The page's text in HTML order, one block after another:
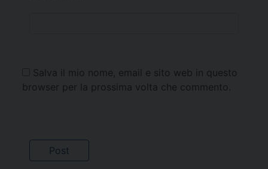
Salva il mio nome, email e sito web in questo
browser per la prossima volta che commento.